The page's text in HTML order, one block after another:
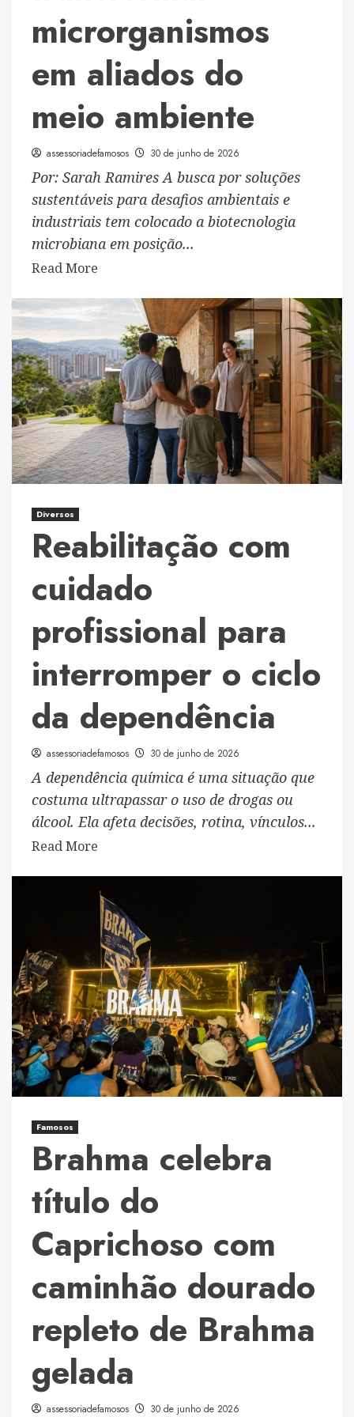
microrganismos
em aliados do
meio ambiente
assessoriadefamosos 30 de junho de 2026
Por: Sarah Ramires A busca por soluções
sustentáveis para desafios ambientais e
industriais tem colocado a biotecnologia
microbiana em posição...
Read More
about
Cientista
aposta
na
pesquisa
para
transformar
microrganismos
em
aliados
ambiente
Diversos
Reabilitação com
cuidado
profissional para
interromper o ciclo
da dependência
assessoriadefamosos 30 de junho de 2026
A dependência química é uma situação que
costuma ultrapassar o uso de drogas ou
álcool. Ela afeta decisões, rotina, vínculos...
Read More
Reabilitação
com
cuidado
profissional
para
interromper
o
ciclo
da
dependência
Famosos
Brahma celebra
título do
Caprichoso com
caminhão dourado
repleto de Brahma
gelada
assessoriadefamosos 30 de junho de 2026